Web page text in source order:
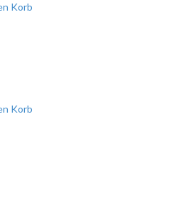
Korb
Korb